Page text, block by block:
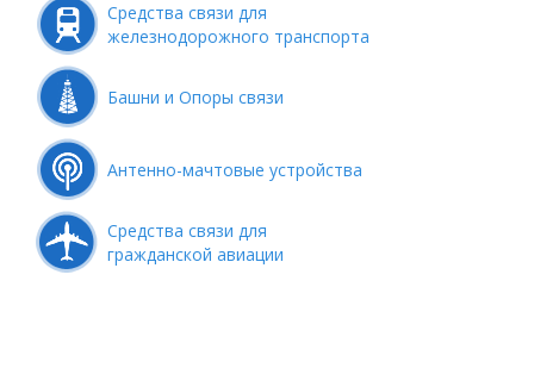
Средства связи для
железнодорожного транспорта
Башни и Опоры связи
Антенно-мачтовые устройства
Средства связи для
гражданской авиации